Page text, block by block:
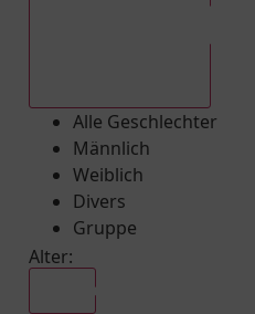
Alle Geschlechter
Männlich
Weiblich
Divers
Gruppe
Alter: